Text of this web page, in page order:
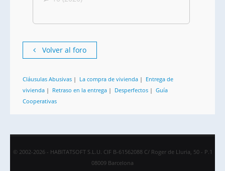
Volver al foro
Cláusulas Abusivas | La compra de vivienda | Entrega de
vivienda | Retraso en la entrega | Desperfectos | Guía
Cooperativas
© 2002-2026 - HABITATSOFT S.L.U. CIF B-61562088 C/ Roger de Lluria, 50 - P.1
08009 Barcelona